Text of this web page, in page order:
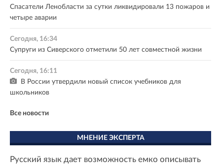
Спасатели Ленобласти за сутки ликвидировали 13 пожаров и
четыре аварии
Сегодня, 16:34
Супруги из Сиверского отметили 50 лет совместной жизни
Сегодня, 16:11
В России утвердили новый список учебников для
школьников
Все новости
МНЕНИЕ ЭКСПЕРТА
Русский язык дает возможность емко описывать